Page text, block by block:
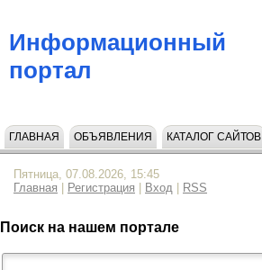
Информационный
портал
ГЛАВНАЯ ОБЪЯВЛЕНИЯ КАТАЛОГ САЙТОВ
Пятница, 07.08.2026, 15:45
Главная
Регистрация Вход RSS
Поиск на нашем портале